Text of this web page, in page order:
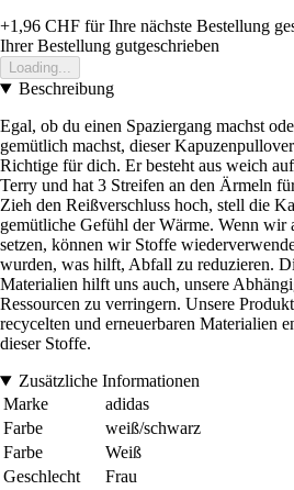
+1,96 CHF für Ihre nächste Bestellung
Ihrer Bestellung gutgeschrieben
Loading...
Beschreibung
Egal, ob du einen Spaziergang machst
gemütlich machst, dieser
Richtige für dich. Er besteht aus weich
Terry und hat 3 Streifen an den Ärmeln
Zieh den Reißverschluss hoch, stell die
gemütliche Gefühl der Wärme. Wenn wir
setzen, können wir Stoffe
wurden, was hilft, Abfall zu reduzieren.
Materialien hilft uns auch, unsere
Ressourcen zu verringern. Unsere
recycelten und erneuerbaren Materialien
dieser Stoffe.
Zusätzliche Informationen
Marke
adidas
Farbe
weiß/schwarz
Farbe
Weiß
Geschlecht
Frau